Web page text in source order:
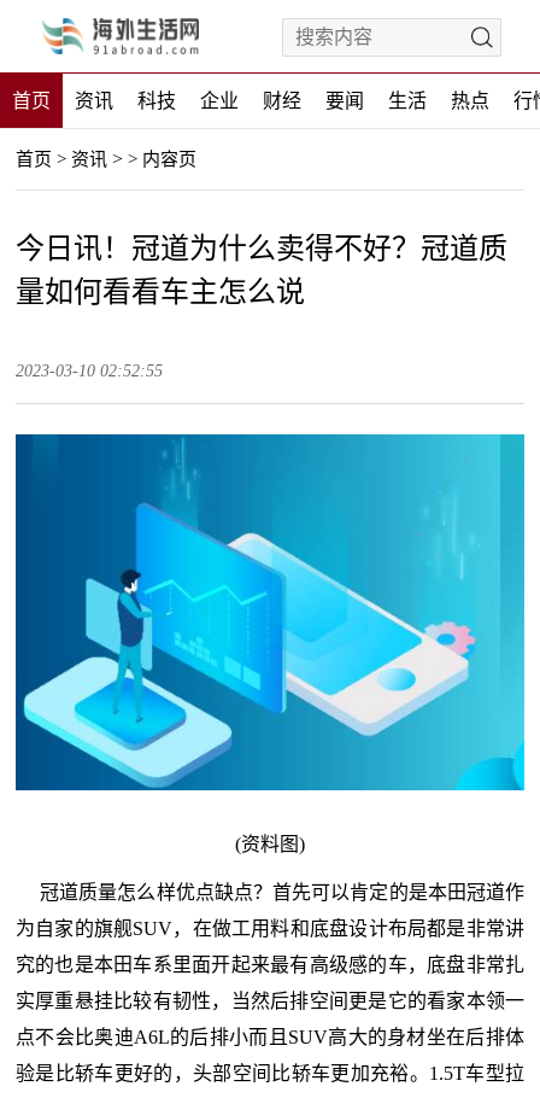
首页 资讯 科技 企业 财经 要闻 生活 热点 行
首页 > 资讯 > > 内容页
今日讯！冠道为什么卖得不好？冠道质
量如何看看车主怎么说
2023-03-10 02:52:55
(资料图)
冠道质量怎么样优点缺点？首先可以肯定的是本田冠道作
为自家的旗舰SUV，在做工用料和底盘设计布局都是非常讲
究的也是本田车系里面开起来最有高级感的车，底盘非常扎
实厚重悬挂比较有韧性，当然后排空间更是它的看家本领一
点不会比奥迪A6L的后排小而且SUV高大的身材坐在后排体
验是比轿车更好的，头部空间比轿车更加充裕。1.5T车型拉